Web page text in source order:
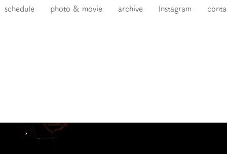
schedule photo & movie archive Instagram